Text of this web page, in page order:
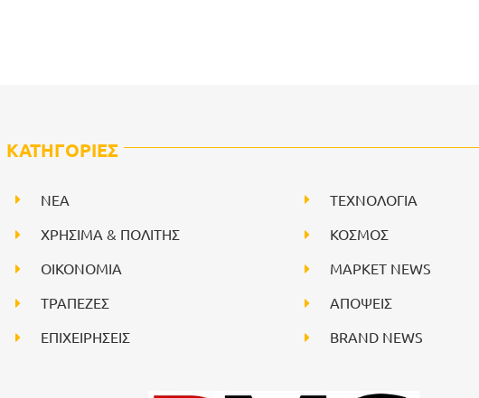
ΚΑΤΗΓΟΡΙΕΣ
NEA
ΧΡΗΣΙΜΑ & ΠΟΛΙΤΗΣ
ΟΙΚΟΝΟΜΙΑ
ΤΡΑΠΕΖΕΣ
ΕΠΙΧΕΙΡΗΣΕΙΣ
ΤΕΧΝΟΛΟΓΙΑ
ΚΟΣΜΟΣ
ΜΑΡΚΕΤ NEWS
ΑΠΟΨΕΙΣ
BRAND NEWS